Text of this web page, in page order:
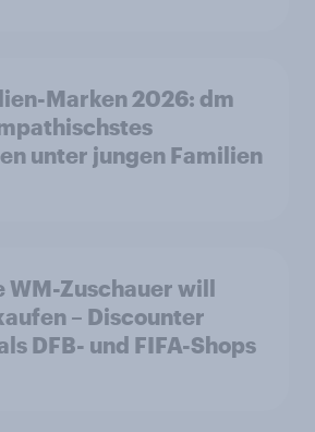
Marken 2026: dm
unter jungen Familien
WM-Zuschauer will
– Discounter
DFB- und FIFA-Shops